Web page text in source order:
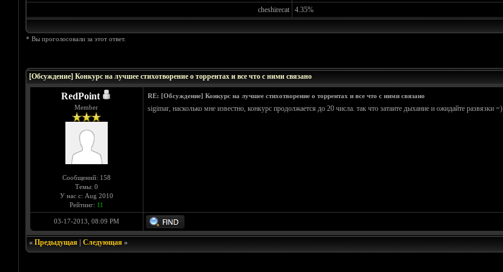
cheshirecat
4.35%
* Вы проголосовали за этот ответ.
[Обсуждение] Конкурс на лучшее стихотворение о торрентах и все что с ними связано
RedPoint
Member
Сообщений: 158
Темы: 0
У нас с: Aug 2010
Рейтинг: 11
RE: [Обсуждение] Конкурс на лучшее стихотворение о торрентах и все что с ними связано
sigimar, насколько мне известно, конкурс продолжается до 20 числа. так что затаите дыхание и ожидайте развязки =)
03-17-2013, 08:09 PM
« Предыдущая| Следующая»